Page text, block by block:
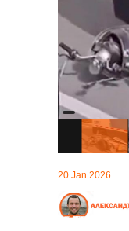
20 Jan 2026